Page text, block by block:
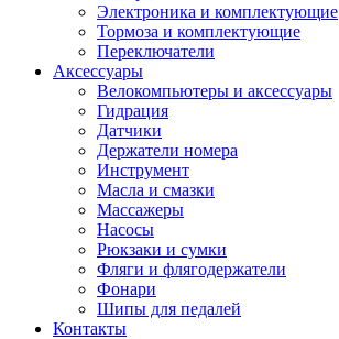
Электроника и комплектующие
Тормоза и комплектующие
Переключатели
Аксессуары
Велокомпьютеры и аксессуары
Гидрация
Датчики
Держатели номера
Инструмент
Масла и смазки
Массажеры
Насосы
Рюкзаки и сумки
Фляги и флягодержатели
Фонари
Шипы для педалей
Контакты